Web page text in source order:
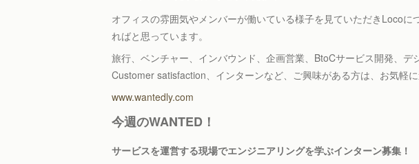
オフィスの雰囲気やメンバーが働いている様子を見ていただきLocoに
ればと思っています。
旅行、ベンチャー、インバウンド、企画営業、BtoCサービス開発、デ
Customer satisfaction、インターンなど、ご興味がある方は、お気軽
www.wantedly.com
今週のWANTED！
サービスを運営する現場でエンジニアリングを学ぶインターン募集！